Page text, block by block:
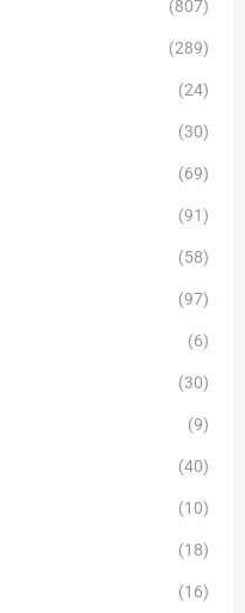
(807)
(289)
(24)
(30)
(69)
(91)
(58)
(97)
(6)
(30)
(9)
(40)
(10)
(18)
(16)